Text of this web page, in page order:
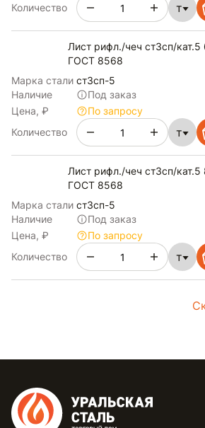
Количество
т
Лист рифл./чеч ст3сп/
ГОСТ 8568
Марка стали ст3сп-5
Наличие
Под заказ
Цена, ₽
По запросу
Количество
т
Лист рифл./чеч ст3сп/
ГОСТ 8568
Марка стали ст3сп-5
Наличие
Под заказ
Цена, ₽
По запросу
Количество
т